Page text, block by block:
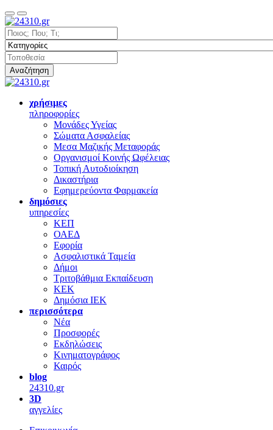
Αναζήτηση
χρήσιμες
πληροφορίες
Μονάδες Υγείας
Σώματα Ασφαλείας
Μεσα Μαζικής Μεταφοράς
Οργανισμοί Κοινής Ωφέλειας
Τοπική Αυτοδιοίκηση
Δικαστήρια
Εφημερεύοντα Φαρμακεία
δημόσιες
υπηρεσίες
ΚΕΠ
ΟΑΕΔ
Εφορία
Ασφαλιστικά Ταμεία
Δήμοι
Τριτοβάθμια Εκπαίδευση
ΚΕΚ
Δημόσια ΙΕΚ
περισσότερα
Νέα
Προσφορές
Εκδηλώσεις
Κινηματογράφος
Καιρός
blog
24310.gr
3D
αγγελίες